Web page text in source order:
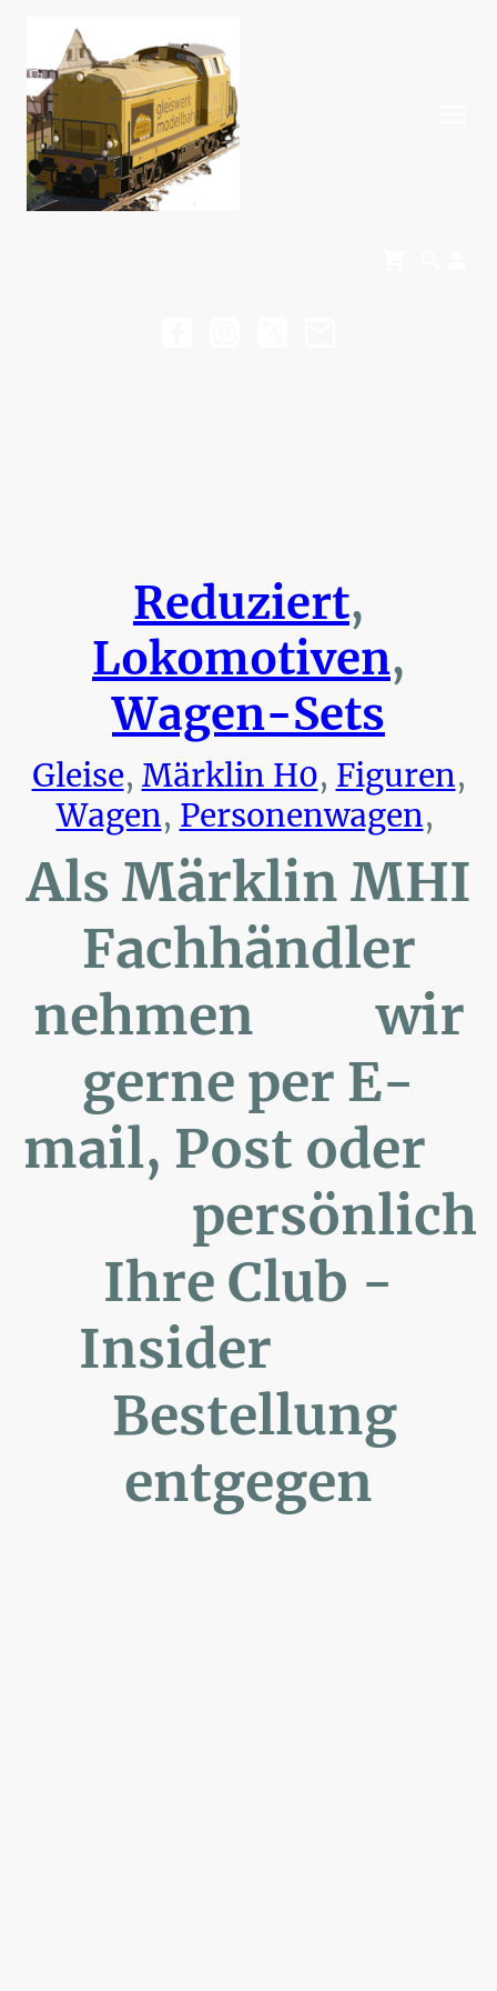
Reduziert,
Lokomotiven,
Wagen-Sets
Gleise, Märklin H0, Figuren,
Wagen, Personenwagen,
Als Märklin MHI
Fachhändler
nehmen wir
gerne per E-
mail, Post oder
persönlich
Ihre Club -
Insider
Bestellung
entgegen